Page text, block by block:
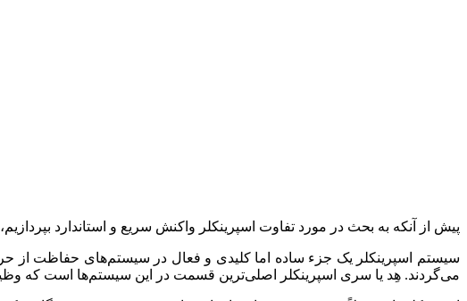
پیش از آنکه به بحث در مورد تفاوت اسپرینکلر واکنش سریع و استاندارد
سیستم اسپرینکلر یک جزء ساده اما کلیدی و فعال در سیستم‌های حفاظت
می‌گردند. هِد یا سری اسپرینکلر اصلی‌ترین قسمت در این سیستم‌ها است که